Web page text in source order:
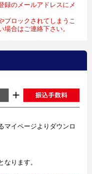
のメールアドレスにメ
ブロックされてしまうこ
合はご連絡下さい。
マイページよりダウンロ
なります。